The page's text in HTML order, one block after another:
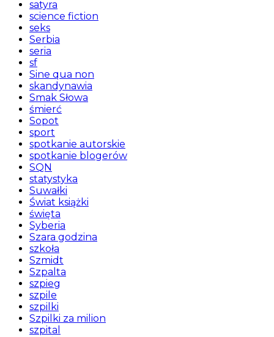
satyra
science fiction
seks
Serbia
seria
sf
Sine qua non
skandynawia
Smak Słowa
śmierć
Sopot
sport
spotkanie autorskie
spotkanie blogerów
SQN
statystyka
Suwałki
Świat książki
święta
Syberia
Szara godzina
szkoła
Szmidt
Szpalta
szpieg
szpile
szpilki
Szpilki za milion
szpital